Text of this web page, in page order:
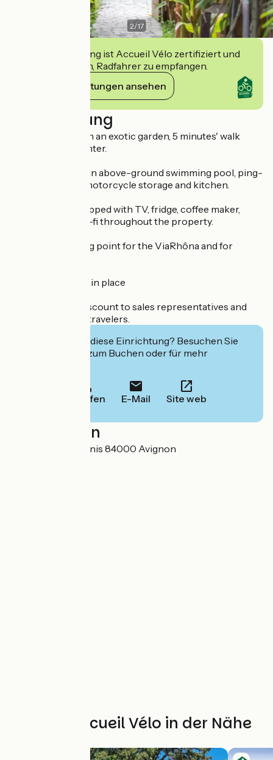
2/17
Diese Einrichtung ist Accueil Vélo zertifiziert und
verpflichtet sich, Radfahrer zu empfangen.
Ihre Verpflichtungen ansehen
Beschreibung
5 themed rooms in an exotic garden, 5 minutes' walk
from the town center.
Facilities include an above-ground swimming pool, ping-
pong table, bike/motorcycle storage and kitchen.
Each room is equipped with TV, fridge, coffee maker,
kettle and free Wi-fi throughout the property.
It's an ideal starting point for the ViaRhôna and for
Sanitary protocol in place
We offer a 20% discount to sales representatives and
other authorized travelers.
Interessiert Sie diese Einrichtung? Besuchen Sie
deren Website zum Buchen oder für mehr
Anrufen E-Mail Site web
Localisation
3 Chemin des Tennis 84000 Avignon
Weitere Accueil Vélo in der Nähe